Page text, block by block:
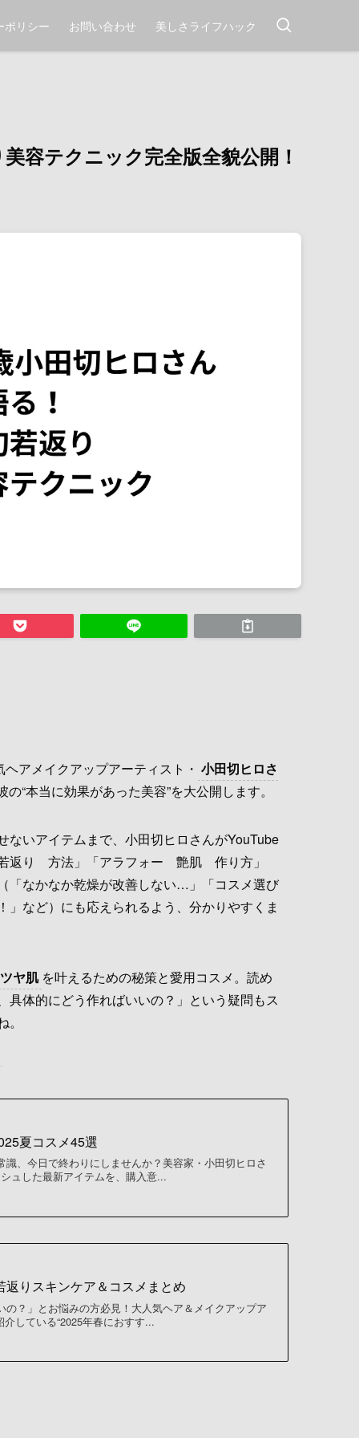
ポリシー お問い合わせ 美しさライフハック
容テクニック完全版全貌公開！
アメイクアップアーティスト・ 小田切ヒロさ
“本当に効果があった美容”を大公開します。
ないアイテムまで、小田切ヒロさんがYouTube
若返り 方法」「アラフォー 艶肌 作り方」
「なかなか乾燥が改善しない…」「コスメ選び
など）にも応えられるよう、分かりやすくま
ヤ肌 を叶えるための秘策と愛用コスメ。読め
体的にどう作ればいいの？」という疑問もス
夏コスメ45選
、今日で終わりにしませんか？美容家・小田切ヒロさ
ュした最新アイテムを、購入意...
りスキンケア＆コスメまとめ
の？」とお悩みの方必見！大人気ヘア＆メイクアップア
している“2025年春におすす...